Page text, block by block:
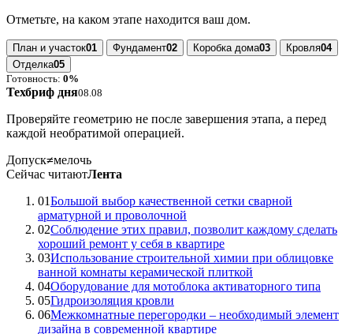
Отметьте, на каком этапе находится ваш дом.
План и участок01 Фундамент02 Коробка дома03 Кровля04
Отделка05
Готовность: 0%
Техбриф дня08.08
Проверяйте геометрию не после завершения этапа, а перед
каждой необратимой операцией.
Допуск≠мелочь
Сейчас читаютЛента
01Большой выбор качественной сетки сварной
арматурной и проволочной
02Соблюдение этих правил, позволит каждому сделать
хороший ремонт у себя в квартире
03Использование строительной химии при облицовке
ванной комнаты керамической плиткой
04Оборудование для мотоблока активаторного типа
05Гидроизоляция кровли
06Межкомнатные перегородки – необходимый элемент
дизайна в современной квартире